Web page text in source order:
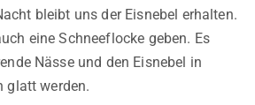
bleibt uns der Eisnebel erhalten.
eine Schneeflocke geben. Es
Nässe und den Eisnebel in
glatt werden.